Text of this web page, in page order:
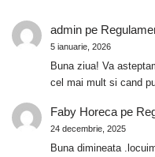
adminpe
5 ianuarie, 2026
Buna ziua! Va
cel mai mult si cand
Faby Horecape
24 decembrie, 2025
Buna dimineata